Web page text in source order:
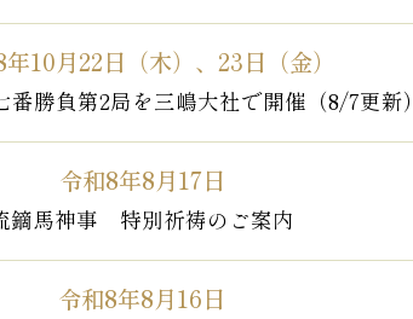
10月22日（木）、23日（金）
番勝負第2局を三嶋大社で開催（8/7更新
令和8年8月17日
鏑馬神事 特別祈祷のご案内
令和8年8月16日